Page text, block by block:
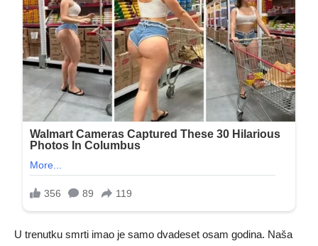
U trenutku smrti imao je samo dvadeset osam godina. Naša